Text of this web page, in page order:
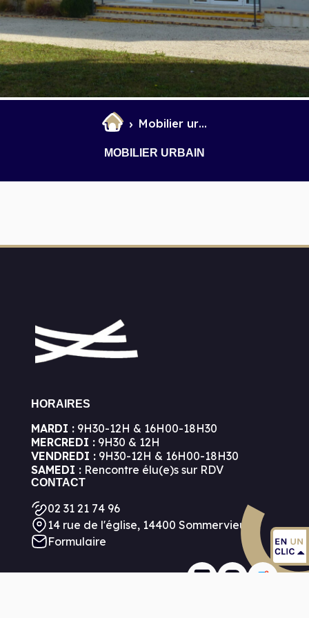
Mobilier urbain
MOBILIER URBAIN
HORAIRES
MARDI :9H30-12H & 16H00-18H30
MERCREDI :9H30 & 12H
VENDREDI :9H30-12H & 16H00-18H30
SAMEDI :Rencontre élu(e)s sur RDV
CONTACT
02 31 21 74 96
14 rue de l'église, 14400 Sommervieu
Formulaire
Marchés
et Infantile